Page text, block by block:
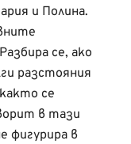
и Полина.
се, ако
разстояния
се
в тази
фигурира в